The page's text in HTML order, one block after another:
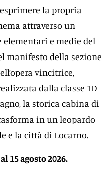
la propria
attraverso un
elementari e medie del
manifesto della sezione
vincitrice,
dalla classe 1D
la storica cabina di
in un leopardo
e la città di Locarno.
15 agosto 2026.